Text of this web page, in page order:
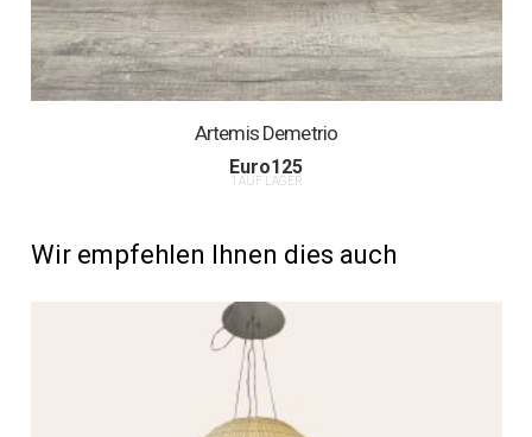
Artemis Demetrio
Euro125
1 AUF LAGER
Wir empfehlen Ihnen dies auch